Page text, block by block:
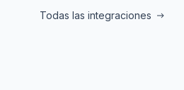
Todas las integraciones